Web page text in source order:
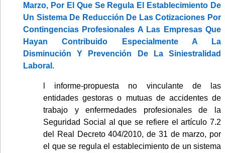
Marzo, Por El Que Se Regula El Establecimiento De
Un Sistema De Reducción De Las Cotizaciones Por
Contingencias Profesionales A Las Empresas Que
Hayan Contribuido Especialmente A La
Disminución Y Prevención De La Siniestralidad
Laboral.
l informe-propuesta no vinculante de las
entidades gestoras o mutuas de accidentes de
trabajo y enfermedades profesionales de la
Seguridad Social al que se refiere el artículo 7.2
del Real Decreto 404/2010, de 31 de marzo, por
el que se regula el establecimiento de un sistema